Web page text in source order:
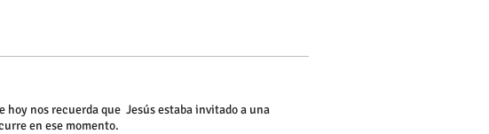
hoy nos recuerda que Jesús estaba invitado a una
en ese momento.